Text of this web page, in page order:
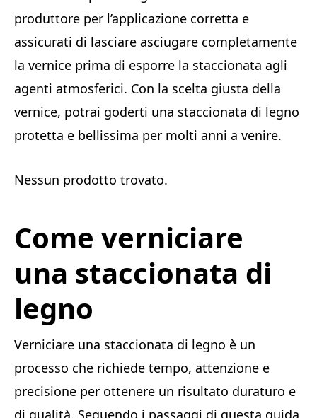
produttore per l’applicazione corretta e
assicurati di lasciare asciugare completamente
la vernice prima di esporre la staccionata agli
agenti atmosferici. Con la scelta giusta della
vernice, potrai goderti una staccionata di legno
protetta e bellissima per molti anni a venire.
Nessun prodotto trovato.
Come verniciare
una staccionata di
legno
Verniciare una staccionata di legno è un
processo che richiede tempo, attenzione e
precisione per ottenere un risultato duraturo e
di qualità. Seguendo i passaggi di questa guida